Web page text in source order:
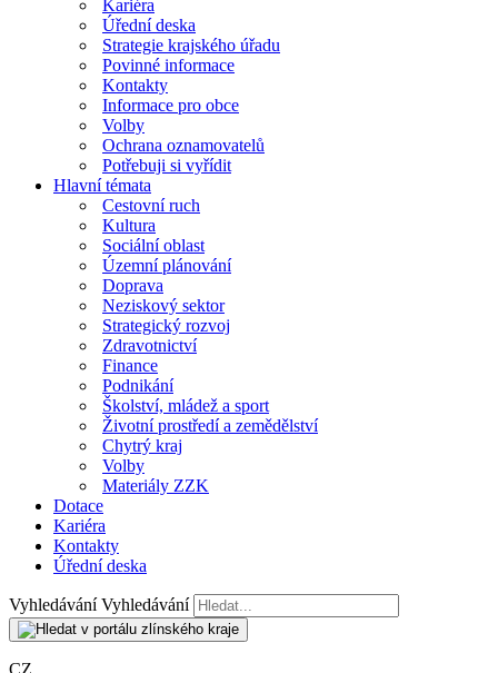
Kariéra
Úřední deska
Strategie krajského úřadu
Povinné informace
Kontakty
Informace pro obce
Volby
Ochrana oznamovatelů
Potřebuji si vyřídit
Hlavní témata
Cestovní ruch
Kultura
Sociální oblast
Územní plánování
Doprava
Neziskový sektor
Strategický rozvoj
Zdravotnictví
Finance
Podnikání
Školství, mládež a sport
Životní prostředí a zemědělství
Chytrý kraj
Volby
Materiály ZZK
Dotace
Kariéra
Kontakty
Úřední deska
Vyhledávání Vyhledávání
CZ